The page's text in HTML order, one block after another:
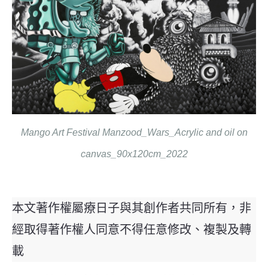
Mango Art Festival Manzood_Wars_Acrylic and oil on
canvas_90x120cm_2022
本文著作權屬療日子與其創作者共同所有，非
經取得著作權人同意不得任意修改、複製及轉
載